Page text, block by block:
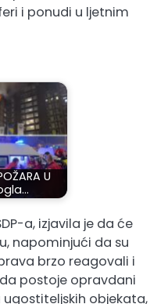
i ponudi u ljetnim
U
a, izjavila je da će
napominjući da su
brzo reagovali i
postoje opravdani
objekata,